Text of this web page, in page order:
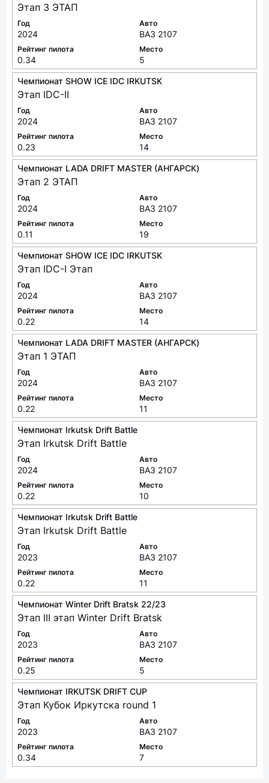
Этап 3 ЭТАП
Год
2024
Авто
ВАЗ 2107
Рейтинг пилота
0.34
Место
5
Чемпионат SHOW ICE IDC IRKUTSK
Этап IDC-II
Год
2024
Авто
ВАЗ 2107
Рейтинг пилота
0.23
Место
14
Чемпионат LADA DRIFT MASTER (АНГАРСК)
Этап 2 ЭТАП
Год
2024
Авто
ВАЗ 2107
Рейтинг пилота
0.11
Место
19
Чемпионат SHOW ICE IDC IRKUTSK
Этап IDC-I Этап
Год
2024
Авто
ВАЗ 2107
Рейтинг пилота
0.22
Место
14
Чемпионат LADA DRIFT MASTER (АНГАРСК)
Этап 1 ЭТАП
Год
2024
Авто
ВАЗ 2107
Рейтинг пилота
0.22
Место
11
Чемпионат Irkutsk Drift Battle
Этап Irkutsk Drift Battle
Год
2024
Авто
ВАЗ 2107
Рейтинг пилота
0.22
Место
10
Чемпионат Irkutsk Drift Battle
Этап Irkutsk Drift Battle
Год
2023
Авто
ВАЗ 2107
Рейтинг пилота
0.22
Место
11
Чемпионат Winter Drift Bratsk 22/23
Этап III этап Winter Drift Bratsk
Год
2023
Авто
ВАЗ 2107
Рейтинг пилота
0.25
Место
5
Чемпионат IRKUTSK DRIFT CUP
Этап Кубок Иркутска round 1
Год
2023
Авто
ВАЗ 2107
Рейтинг пилота
0.34
Место
7